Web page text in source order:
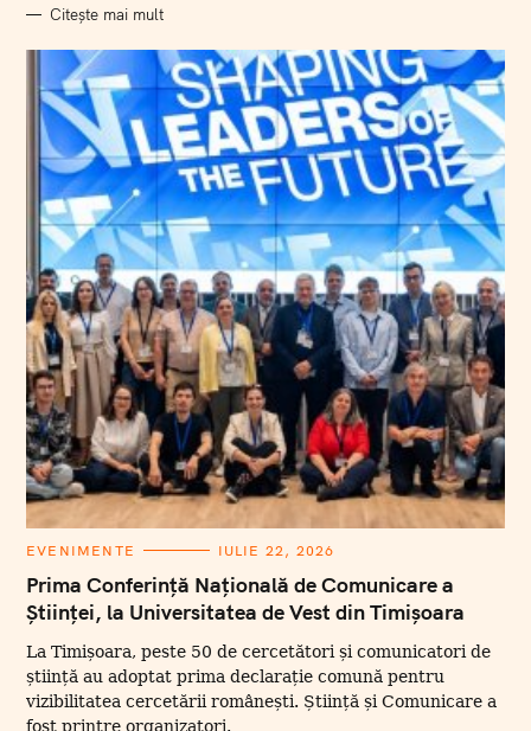
Citește mai mult
C
T
E
G
O
R
I
I
EVENIMENTE IULIE 22, 2026
Prima Conferință Națională de Comunicare a
Științei, la Universitatea de Vest din Timișoara
La Timișoara, peste 50 de cercetători și comunicatori de
știință au adoptat prima declarație comună pentru
vizibilitatea cercetării românești. Știință și Comunicare a
fost printre organizatori.